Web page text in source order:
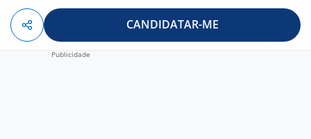
CANDIDATAR-ME